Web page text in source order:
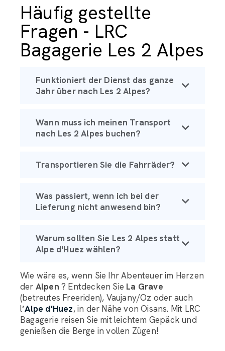
Häufig gestellte
Fragen - LRC
Bagagerie Les 2 Alpes
Funktioniert der Dienst das ganze
Jahr über nach Les 2 Alpes?
Wann muss ich meinen Transport
nach Les 2 Alpes buchen?
Transportieren Sie die Fahrräder?
Was passiert, wenn ich bei der
Lieferung nicht anwesend bin?
Warum sollten Sie Les 2 Alpes statt
Alpe d'Huez wählen?
Wie wäre es, wenn Sie Ihr Abenteuer im Herzen
der Alpen ? Entdecken Sie La Grave
(betreutes Freeriden), Vaujany/Oz oder auch
l’Alpe d'Huez, in der Nähe von Oisans. Mit LRC
Bagagerie reisen Sie mit leichtem Gepäck und
genießen die Berge in vollen Zügen!